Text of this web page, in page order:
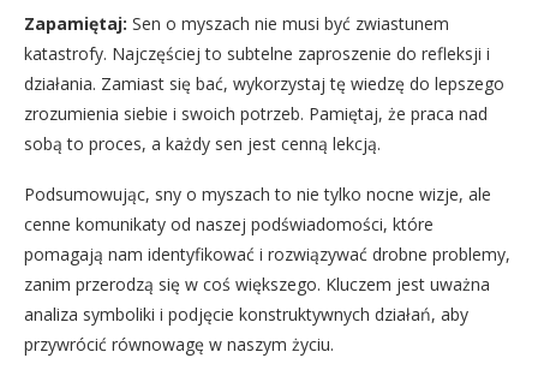
Zapamiętaj: Sen o myszach nie musi być zwiastunem
katastrofy. Najczęściej to subtelne zaproszenie do refleksji i
działania. Zamiast się bać, wykorzystaj tę wiedzę do lepszego
zrozumienia siebie i swoich potrzeb. Pamiętaj, że praca nad
sobą to proces, a każdy sen jest cenną lekcją.
Podsumowując, sny o myszach to nie tylko nocne wizje, ale
cenne komunikaty od naszej podświadomości, które
pomagają nam identyfikować i rozwiązywać drobne problemy,
zanim przerodzą się w coś większego. Kluczem jest uważna
analiza symboliki i podjęcie konstruktywnych działań, aby
przywrócić równowagę w naszym życiu.